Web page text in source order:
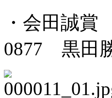
・会田誠賞
0877 黒田